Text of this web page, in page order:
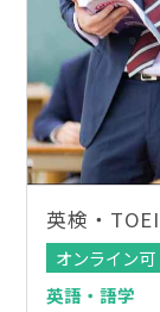
英検・
オンライン可
英語・語学